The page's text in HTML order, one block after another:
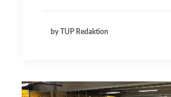
by TUP Redaktion